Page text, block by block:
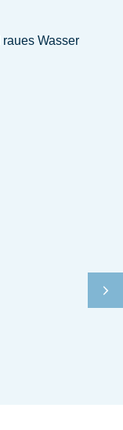
Wasser